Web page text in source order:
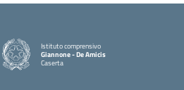
Istituto comprensivo
Giannone - De Amicis
Caserta